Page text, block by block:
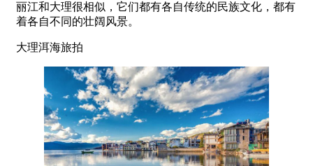
丽江和大理很相似，它们都有各自传统的民族文化，都有
着各自不同的壮阔风景。
大理洱海旅拍